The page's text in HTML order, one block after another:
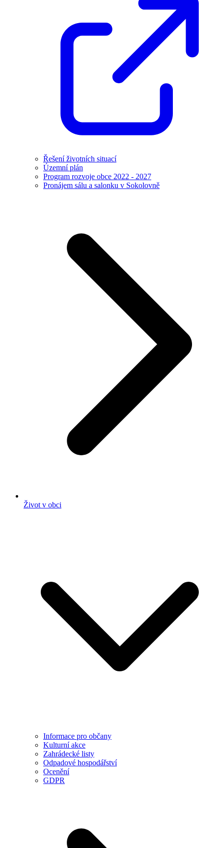
Řešení životních situací
Územní plán
Program rozvoje obce 2022 - 2027
Pronájem sálu a salonku v Sokolovně
Život v obci
Informace pro občany
Kulturní akce
Zahrádecké listy
Odpadové hospodářství
Ocenění
GDPR